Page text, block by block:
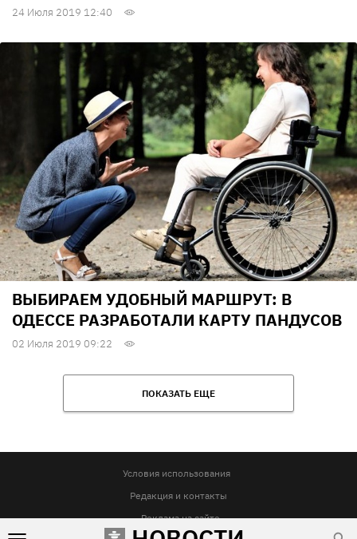
24 Июля 2019 12:40
ВЫБИРАЕМ УДОБНЫЙ МАРШРУТ: В
ОДЕССЕ РАЗРАБОТАЛИ КАРТУ ПАНДУСОВ
02 Июля 2019 09:22
ПОКАЗАТЬ ЕЩЕ
Условия использования
Редакция и контакты
Реклама на сайте